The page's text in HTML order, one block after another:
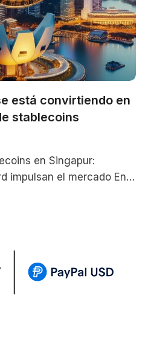
está convirtiendo en
stablecoins
en Singapur:
impulsan el mercado En